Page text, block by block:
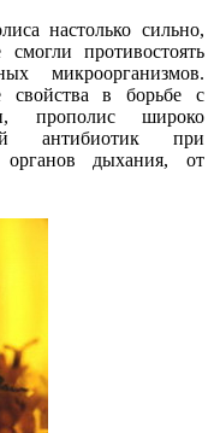
настолько сильно,
противостоять
микроорганизмов.
свойства в борьбе с
прополис широко
антибиотик при
органов дыхания, от